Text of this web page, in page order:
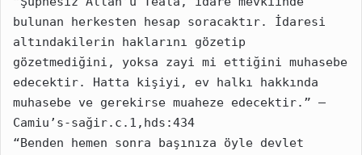
bulunan herkesten hesap soracaktır. İdaresi
altındakilerin haklarını gözetip
gözetmediğini, yoksa zayi mi ettiğini muhasebe
edecektir. Hatta kişiyi, ev halkı hakkında
muhasebe ve gerekirse muaheze edecektir.” –
Camiu’s-sağir.c.1,hds:434
“Benden hemen sonra başı­nıza öyle devlet